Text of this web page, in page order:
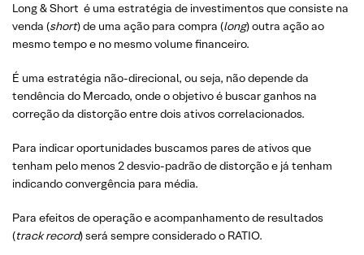
Long & Short é uma estratégia de investimentos que consiste na
venda (short) de uma ação para compra (long) outra ação ao
mesmo tempo e no mesmo volume financeiro.
É uma estratégia não-direcional, ou seja, não depende da
tendência do Mercado, onde o objetivo é buscar ganhos na
correção da distorção entre dois ativos correlacionados.
Para indicar oportunidades buscamos pares de ativos que
tenham pelo menos 2 desvio-padrão de distorção e já tenham
indicando convergência para média.
Para efeitos de operação e acompanhamento de resultados
(track record) será sempre considerado o RATIO.